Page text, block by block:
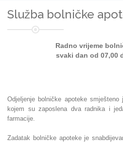
Služba bolničke
Radno vrijeme
svaki dan od 07,00
Odjeljenje bolničke apoteke
kojem su zaposlena dva radnikai
farmacije.
Zadatak bolničke apoteke je